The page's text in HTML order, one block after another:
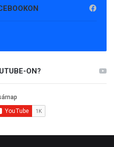
ON?